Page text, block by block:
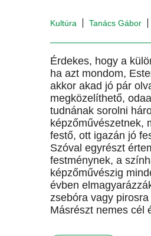
Kultúra Tanács Gábor
Érdekes, hogy a
ha azt mondom,
akkor akad jó pár
megközelíthető,
tudnának sorolni
képzőművészetnek,
festő, ott igazán jó
Szóval egyrészt
festménynek, a
képzőművészig
évben
zsebóra vagy
Másrészt nemes cél